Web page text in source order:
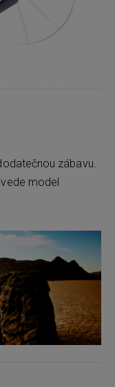
zábavu.
model